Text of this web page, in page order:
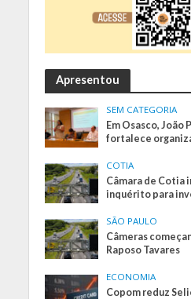
Apresentou
SEM CATEGORIA
Em Osasco, João
fortalece
COTIA
Câmara de Cotia
inquérito para
SÃO PAULO
Câmeras
Raposo Tavares
ECONOMIA
Copom reduz